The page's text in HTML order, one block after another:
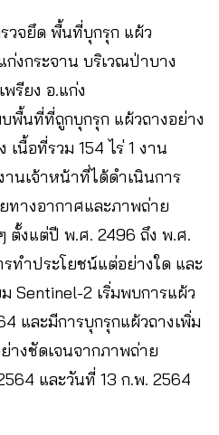
วจยึด พื้นที่บุกรุก แผ้ว
งกระจาน บริเวณป่าบาง
รียง อ.แก่ง
พื้นที่ที่ถูกบุกรุก แผ้วถางอย่าง
นื้อที่รวม 154 ไร่ 1 งาน
นเจ้าหน้าที่ได้ดำเนินการ
ทางอากาศและภาพถ่าย
ตั้งแต่ปี พ.ศ. 2496 ถึง พ.ศ.
ทำประโยชน์แต่อย่างใด และ
Sentinel-2 เริ่มพบการแผ้ว
และมีการบุกรุกแผ้วถางเพิ่ม
างชัดเจนจากภาพถ่าย
และวันที่ 13 ก.พ. 2564